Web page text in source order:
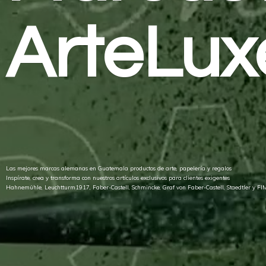
Las mejores marcas alemanas en Guatemala productos de arte, papelería y regalos
Inspírate, crea y transforma con nuestros artículos exclusivos para clientes exigentes
Hahnemühle, Leuchtturm1917, Faber-Castell, Schmincke, Graf von Faber-Castell, Staedtlery